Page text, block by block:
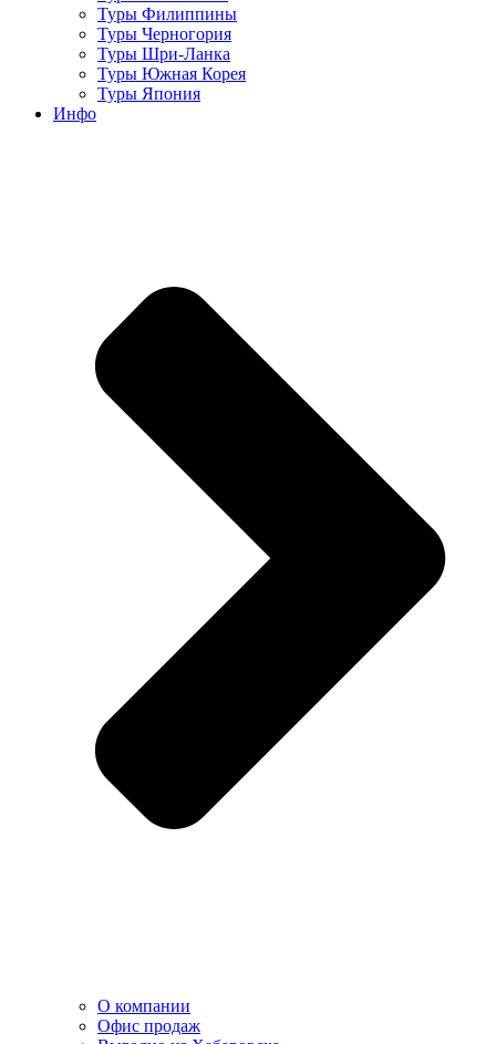
Туры Филиппины
Туры Черногория
Туры Шри-Ланка
Туры Южная Корея
Туры Япония
Инфо
О компании
Офис продаж